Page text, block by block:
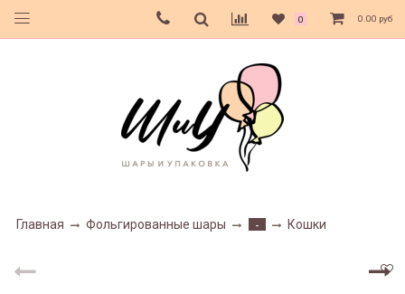
0 0.00 руб
Главная Фольгированные шары - Кошки